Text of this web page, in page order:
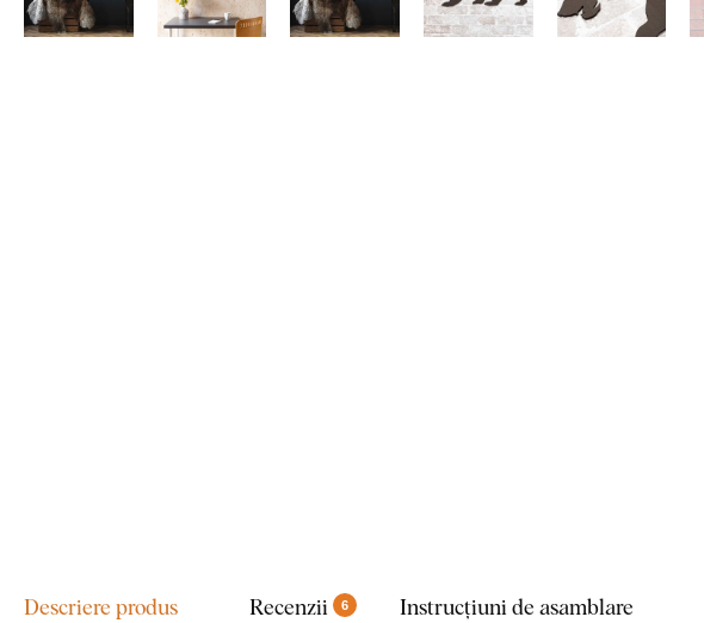
Descriere produs Recenzii 6 Instrucțiuni de asamblare